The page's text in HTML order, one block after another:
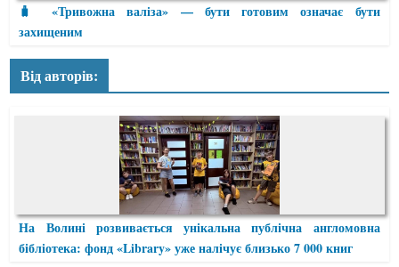
🧳 «Тривожна валіза» — бути готовим означає бути
захищеним
Від авторів:
На Волині розвивається унікальна публічна англомовна
бібліотека: фонд «Library» уже налічує близько 7 000 книг